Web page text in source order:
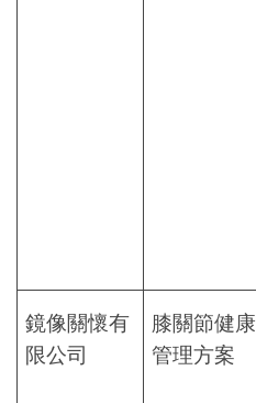
鏡像關懷有
限公司
膝關節健康
管理方案